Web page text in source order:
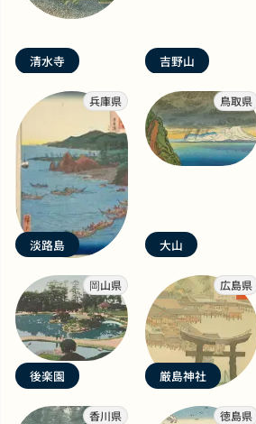
清水寺 吉野山
兵庫県
淡路島
鳥取県
大山
岡山県
後楽園
広島県
厳島神社
香川県 徳島県